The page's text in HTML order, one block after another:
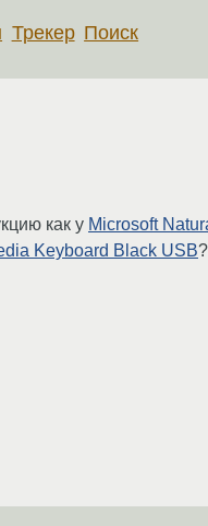
Трекер Поиск
как у Microsoft
Keyboard Black USB?